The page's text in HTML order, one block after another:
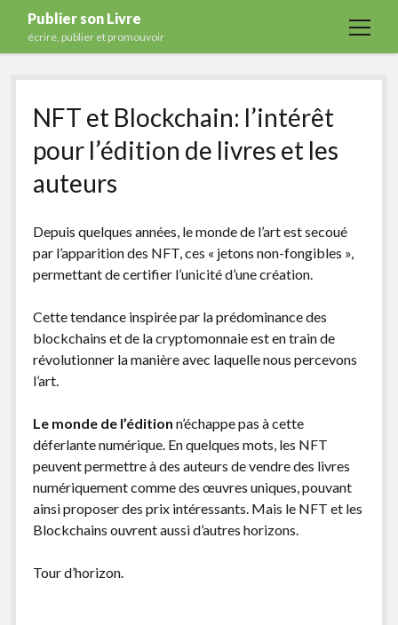
Publier son Livre
écrire, publier et promouvoir
open
Accueil
Formations
Services
Blog
Maisons d’édition
Ecriture
Actualités
A propos
Contact
instagramyoutube
NFT et Blockchain: l’intérêt
pour l’édition de livres et les
auteurs
Depuis quelques années, le monde de l’art est secoué
par l’apparition des NFT, ces « jetons non-fongibles »,
permettant de certifier l’unicité d’une création.
Cette tendance inspirée par la prédominance des
blockchains et de la cryptomonnaie est en train de
révolutionner la manière avec laquelle nous percevons
l’art.
Le monde de l’édition n’échappe pas à cette
déferlante numérique. En quelques mots, les NFT
peuvent permettre à des auteurs de vendre des livres
numériquement comme des œuvres uniques, pouvant
ainsi proposer des prix intéressants. Mais le NFT et les
Blockchains ouvrent aussi d’autres horizons.
Tour d’horizon.